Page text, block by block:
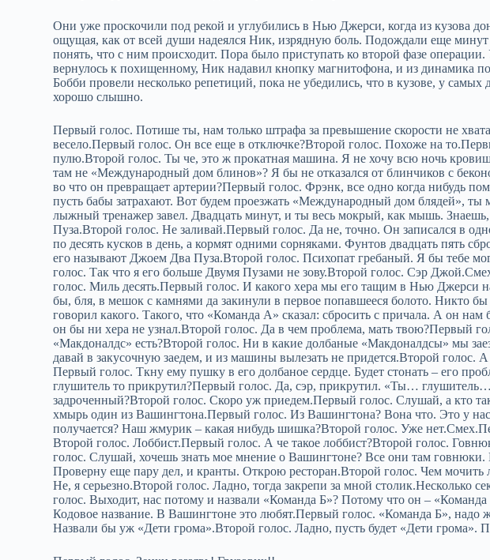
Они уже проскочили под рекой и углубились в Нью Джерси, когда из кузова
ощущая, как от всей души надеялся Ник, изрядную боль. Подождали еще минут
понять, что с ним происходит. Пора было приступать ко второй фазе
вернулось к похищенному, Ник надавил кнопку магнитофона, и из динамика
Бобби провели несколько репетиций, пока не убедились, что в кузове, у самых
хорошо слышно.
Первый голос. Потише ты, нам только штрафа за превышение скорости не
весело.Первый голос. Он все еще в отключке?Второй голос. Похоже на
пулю.Второй голос. Ты че, это ж прокатная машина. Я не хочу всю ночь
там не «Международный дом блинов»? Я бы не отказался от блинчиков с
во что он превращает артерии?Первый голос. Фрэнк, все одно когда нибудь
пусть бабы затрахают. Вот будем проезжать «Международный дом блядей», ты
лыжный тренажер завел. Двадцать минут, и ты весь мокрый, как мышь.
Пуза.Второй голос. Не заливай.Первый голос. Да не, точно. Он записался в
по десять кусков в день, а кормят одними сорняками. Фунтов двадцать пять
его называют Джоем Два Пуза.Второй голос. Психопат гребаный. Я бы тебе
голос. Так что я его больше Двумя Пузами не зову.Второй голос. Сэр
голос. Миль десять.Первый голос. И какого хера мы его тащим в Нью Джерси
бы, бля, в мешок с камнями да закинули в первое попавшееся болото. Никто
говорил какого. Такого, что «Команда А» сказал: сбросить с причала. А он
он бы ни хера не узнал.Второй голос. Да в чем проблема, мать твою?Первый
«Макдоналдс» есть?Второй голос. Ни в какие долбаные «Макдоналдсы» мы
давай в закусочную заедем, и из машины вылезать не придется.Второй голос. А
Первый голос. Ткну ему пушку в его долбаное сердце. Будет стонать – его
глушитель то прикрутил?Первый голос. Да, сэр, прикрутил. «Ты…
задроченный?Второй голос. Скоро уж приедем.Первый голос. Слушай, а кто
хмырь один из Вашингтона.Первый голос. Из Вашингтона? Вона что. Это у
получается? Наш жмурик – какая нибудь шишка?Второй голос. Уже
Второй голос. Лоббист.Первый голос. А че такое лоббист?Второй голос.
голос. Слушай, хочешь знать мое мнение о Вашингтоне? Все они там говнюки.
Проверну еще пару дел, и кранты. Открою ресторан.Второй голос. Чем мочить
Не, я серьезно.Второй голос. Ладно, тогда закрепи за мной столик.Несколько
голос. Выходит, нас потому и назвали «Команда Б»? Потому что он –
Кодовое название. В Вашингтоне это любят.Первый голос. «Команда Б», надо
Назвали бы уж «Дети грома».Второй голос. Ладно, пусть будет «Дети грома».